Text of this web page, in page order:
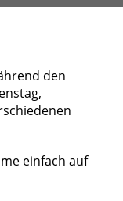
den
einfach auf